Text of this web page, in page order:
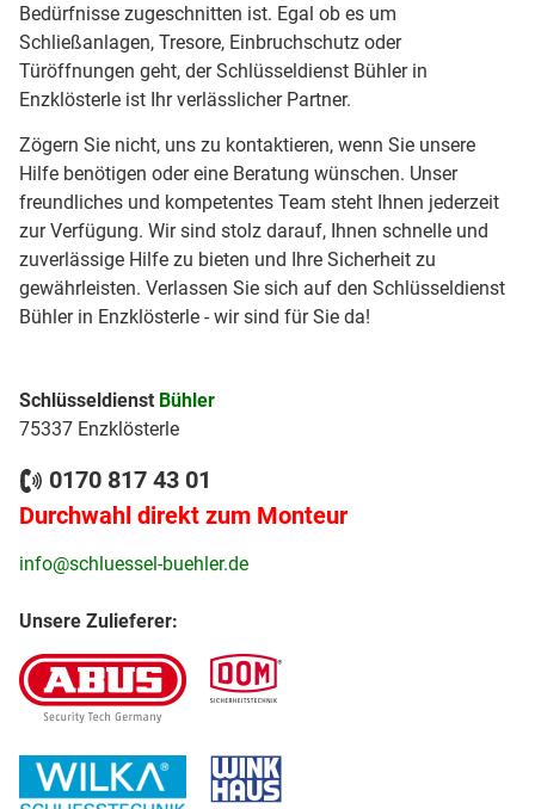
Bedürfnisse zugeschnitten ist. Egal ob es um
Schließanlagen, Tresore, Einbruchschutz oder
Türöffnungen geht, der Schlüsseldienst Bühler in
Enzklösterle ist Ihr verlässlicher Partner.
Zögern Sie nicht, uns zu kontaktieren, wenn Sie unsere
Hilfe benötigen oder eine Beratung wünschen. Unser
freundliches und kompetentes Team steht Ihnen jederzeit
zur Verfügung. Wir sind stolz darauf, Ihnen schnelle und
zuverlässige Hilfe zu bieten und Ihre Sicherheit zu
gewährleisten. Verlassen Sie sich auf den Schlüsseldienst
Bühler in Enzklösterle - wir sind für Sie da!
Schlüsseldienst Bühler
75337 Enzklösterle
0170 817 43 01
Durchwahl direkt zum Monteur
info@schluessel-buehler.de
Unsere Zulieferer: